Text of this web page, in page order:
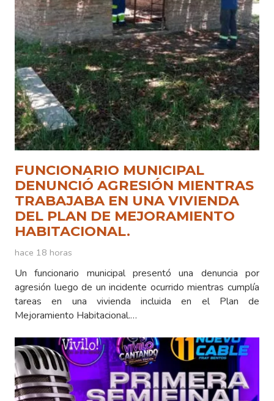
FUNCIONARIO MUNICIPAL
DENUNCIÓ AGRESIÓN MIENTRAS
TRABAJABA EN UNA VIVIENDA
DEL PLAN DE MEJORAMIENTO
HABITACIONAL.
hace 18 horas
Un funcionario municipal presentó una denuncia por
agresión luego de un incidente ocurrido mientras cumplía
tareas en una vivienda incluida en el Plan de
Mejoramiento Habitacional.…